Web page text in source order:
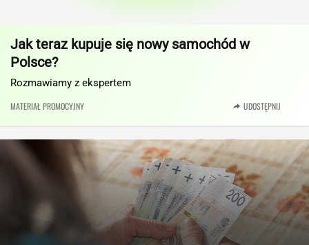
Jak teraz kupuje się nowy samochód w
Polsce?
Rozmawiamy z ekspertem
MATERIAŁ PROMOCYJNY UDOSTĘPNIJ